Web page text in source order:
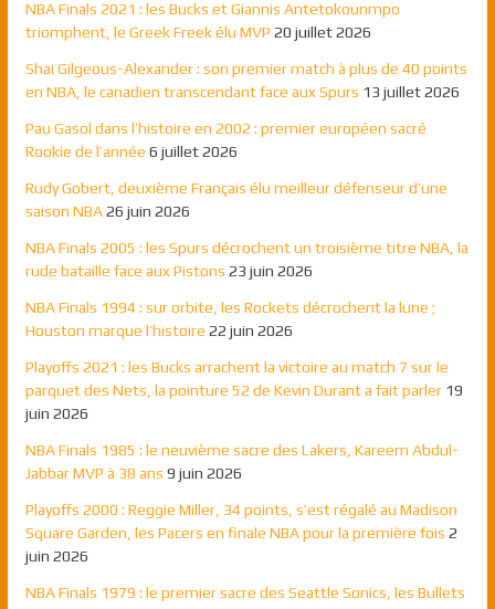
NBA Finals 2021 : les Bucks et Giannis Antetokounmpo
triomphent, le Greek Freek élu MVP 20 juillet 2026
Shai Gilgeous-Alexander : son premier match à plus de 40 points
en NBA, le canadien transcendant face aux Spurs 13 juillet 2026
Pau Gasol dans l’histoire en 2002 : premier européen sacré
Rookie de l’année 6 juillet 2026
Rudy Gobert, deuxième Français élu meilleur défenseur d’une
saison NBA 26 juin 2026
NBA Finals 2005 : les Spurs décrochent un troisième titre NBA, la
rude bataille face aux Pistons 23 juin 2026
NBA Finals 1994 : sur orbite, les Rockets décrochent la lune ;
Houston marque l’histoire 22 juin 2026
Playoffs 2021 : les Bucks arrachent la victoire au match 7 sur le
parquet des Nets, la pointure 52 de Kevin Durant a fait parler 19
juin 2026
NBA Finals 1985 : le neuvième sacre des Lakers, Kareem Abdul-
Jabbar MVP à 38 ans 9 juin 2026
Playoffs 2000 : Reggie Miller, 34 points, s’est régalé au Madison
Square Garden, les Pacers en finale NBA pour la première fois 2
juin 2026
NBA Finals 1979 : le premier sacre des Seattle Sonics, les Bullets